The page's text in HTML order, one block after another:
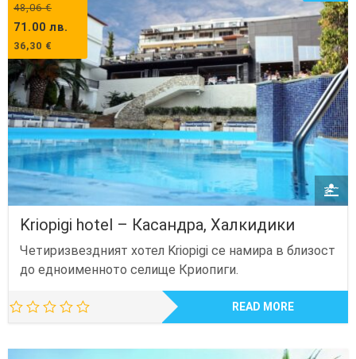
48,06€
71.00 лв.
36,30 €
Kriopigi hotel – Касандра, Халкидики
Четиризвездният хотел Kriopigi се намира в близост
до едноименното селище Криопиги.
READ MORE